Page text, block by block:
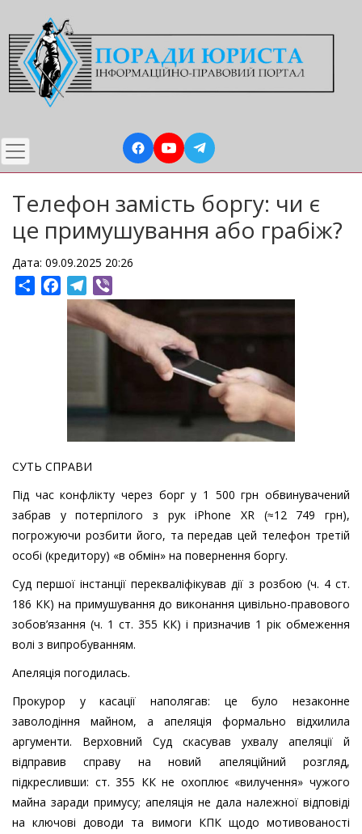
до
основного
вмісту
Телефон замість боргу: чи є
це примушування або грабіж?
Дата: 09.09.2025 20:26
ShareFacebookTelegram
СУТЬ СПРАВИ
Під час конфлікту через борг у 1 500 грн обвинувачений
забрав у потерпілого з рук iPhone XR (≈12 749 грн),
погрожуючи розбити його, та передав цей телефон третій
особі (кредитору) «в обмін» на повернення боргу.
Суд першої інстанції перекваліфікував дії з розбою (ч. 4 ст.
186 КК) на примушування до виконання цивільно-правового
зобов’язання (ч. 1 ст. 355 КК) і призначив 1 рік обмеження
волі з випробуванням.
Апеляція погодилась.
Прокурор у касації наполягав: це було незаконне
заволодіння майном, а апеляція формально відхилила
аргументи. Верховний Суд скасував ухвалу апеляції й
відправив справу на новий апеляційний розгляд,
підкресливши: ст. 355 КК не охоплює «вилучення» чужого
майна заради примусу; апеляція не дала належної відповіді
на ключові доводи та вимоги КПК щодо мотивованості